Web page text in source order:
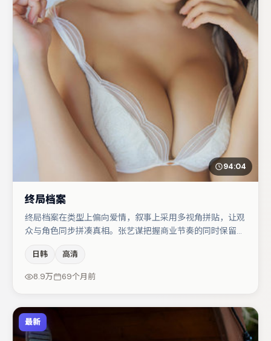
94:04
终局档案
终局档案在类型上偏向爱情，叙事上采用多视角拼贴，让观
众与角色同步拼凑真相。张艺谋把握商业节奏的同时保留人
叙事驱动，大鹏、沈腾分别提供反差与喜剧/悬疑调剂（视
场次而定）。节奏紧凑、反转有度，值得列入片单。
日韩 高清
8.9万 69个月前
最新